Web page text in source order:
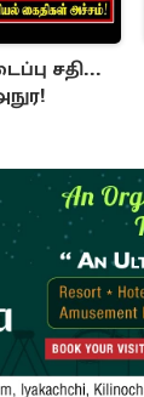
சதி...